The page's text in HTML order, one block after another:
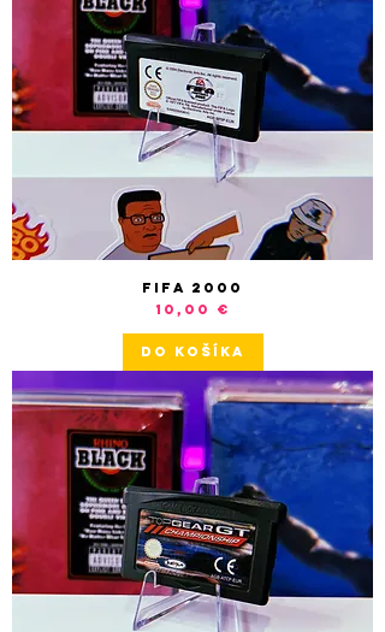
FIFA 2000
Cena
10,00 €
DO KOŠÍKA